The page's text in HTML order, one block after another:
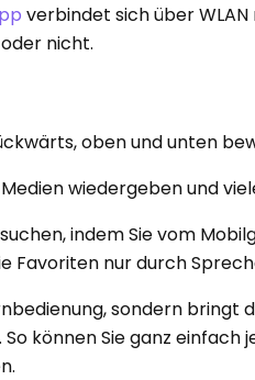
verbindet sich über
nicht.
oben und unten
wiedergeben und
indem Sie vom
Favoriten nur durch
sondern bringt
können Sie ganz